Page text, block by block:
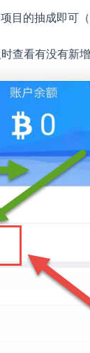
目的抽成即可
查看有没有新